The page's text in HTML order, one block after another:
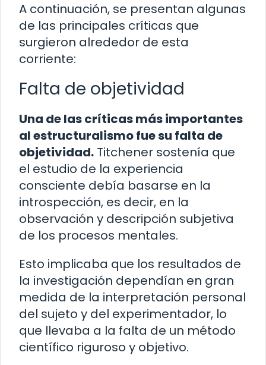
A continuación, se presentan algunas
de las principales críticas que
surgieron alrededor de esta
corriente:
Falta de objetividad
Una de las críticas más importantes
al estructuralismo fue su falta de
objetividad. Titchener sostenía que
el estudio de la experiencia
consciente debía basarse en la
introspección, es decir, en la
observación y descripción subjetiva
de los procesos mentales.
Esto implicaba que los resultados de
la investigación dependían en gran
medida de la interpretación personal
del sujeto y del experimentador, lo
que llevaba a la falta de un método
científico riguroso y objetivo.